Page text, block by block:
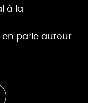
à la
en parle autour